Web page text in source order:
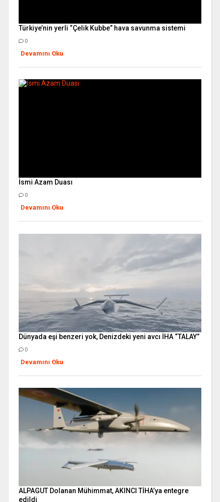
Türkiye’nin yerli “Çelik Kubbe” hava savunma sistemi
0
Devamını Oku
İsmi Azam Duası
0
Devamını Oku
Dünyada eşi benzeri yok, Denizdeki yeni avcı İHA “TALAY”
0
Devamını Oku
ALPAGUT Dolanan Mühimmat, AKINCI TİHA’ya entegre
edildi